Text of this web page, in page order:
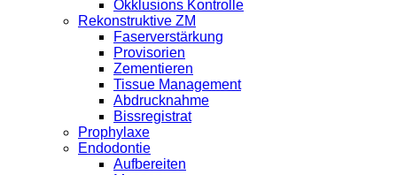
Okklusions Kontrolle
Rekonstruktive ZM
Faserverstärkung
Provisorien
Zementieren
Tissue Management
Abdrucknahme
Bissregistrat
Prophylaxe
Endodontie
Aufbereiten